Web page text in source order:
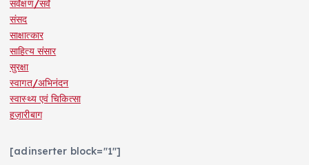
सर्वेक्षण/सर्वे
संसद
साक्षात्कार
साहित्य संसार
सुरक्षा
स्वागत/अभिनंदन
स्वास्थ्य एवं चिकित्सा
हज़ारीबाग
[adinserter block="1"]